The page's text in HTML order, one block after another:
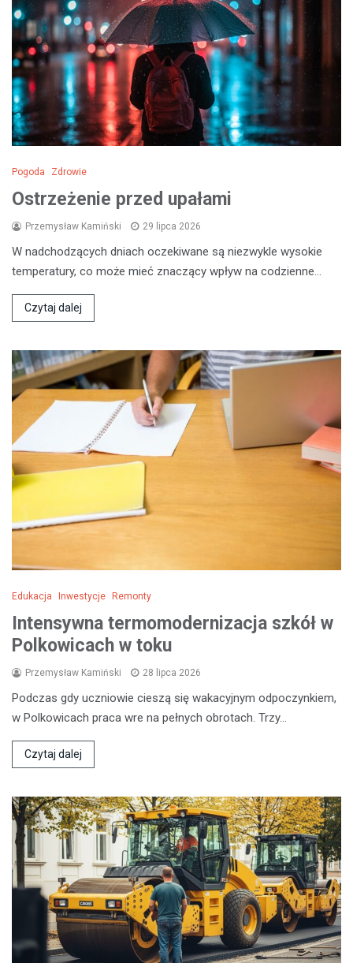
Pogoda Zdrowie
Ostrzeżenie przed upałami
Przemysław Kamiński 29 lipca 2026
W nadchodzących dniach oczekiwane są niezwykle wysokie
temperatury, co może mieć znaczący wpływ na codzienne…
Czytaj dalej
Edukacja Inwestycje Remonty
Intensywna termomodernizacja szkół w
Polkowicach w toku
Przemysław Kamiński 28 lipca 2026
Podczas gdy uczniowie cieszą się wakacyjnym odpoczynkiem,
w Polkowicach praca wre na pełnych obrotach. Trzy…
Czytaj dalej